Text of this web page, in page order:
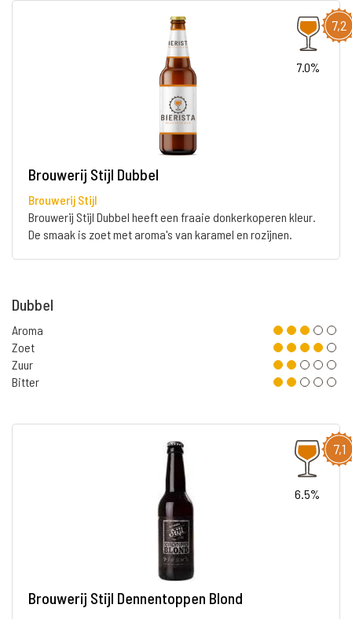
7,2
7.0%
Brouwerij Stijl Dubbel
Brouwerij Stijl
Brouwerij Stijl Dubbel heeft een fraaie donkerkoperen kleur.
De smaak is zoet met aroma's van karamel en rozijnen.
Dubbel
Aroma
Zoet
Zuur
Bitter
7,1
6.5%
Brouwerij Stijl Dennentoppen Blond